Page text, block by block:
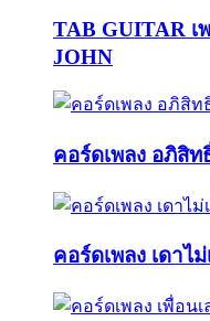
TAB GUITAR
JOHN
คอร์ดเพลง อภิสิ
คอร์ดเพลง เดาไม่